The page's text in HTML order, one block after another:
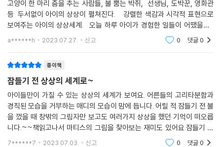
고양이 한 마리 춤을 추는 사람들, 불 뿜는 박쥐, 선생님, 도박꾼, 영화관
등 두서없이 아이의 상상이 펼쳐진다. 강렬한 색감과 시각적 표현으로
보여주는 아이의 상상세계. 오늘 하루 아이가 경험한 일들이 어땠을까?
상상하며 장면마다 몰입하게 됩니다. 강렬하고 자유로운 색채 표
a******h 2023.07.27. 신고 0 댓글0
종이책
잠들기 전 상상의 세계로~
아이들만이 가질 수 있는 상상의 세계가 보여요. 어른들의 고리타분함과
경직된 모습을 거부하는 매디의 모습이 맘에 듭니다. 어릴 적 잠들기 전 불
을 껐을 때 창밖의 그림자만 보고도 여러가지 상상을 했던 기억이 떠오릅
니다.~~책읽고나서 마티스의 그림을 찾아보는 재미도 있어요.잠들기 전
아이들과 잠자리그림책으로 좋아요.멋진 그림을 보며 눈호강도 함께 하는
7******7 2023.07.03. 신고 0 댓글0